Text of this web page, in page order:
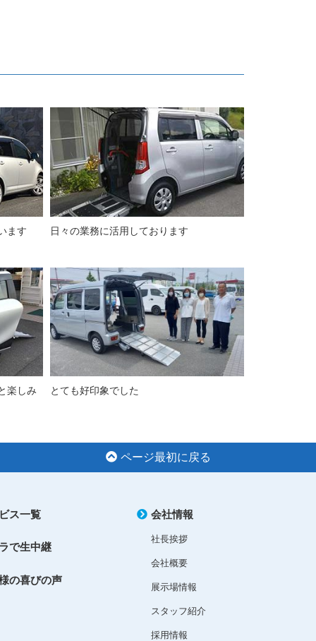
ます 日々の業務に活用しております
楽しみ とても好印象でした
ページ最初に戻る
ス一覧
で生中継
の喜びの声
会社情報
社長挨拶
会社概要
展示場情報
スタッフ紹介
採用情報